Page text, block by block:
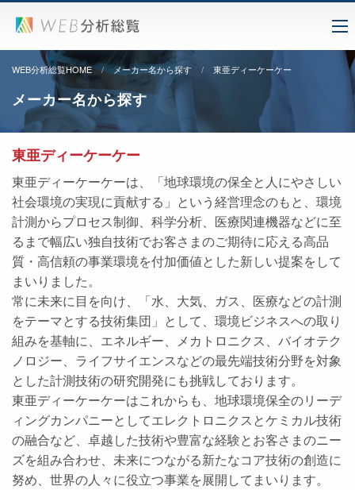
WEB分析総覧HOME メーカー名から探す 東亜ディーケーケー
メーカー名から探す
東亜ディーケーケー
東亜ディーケーケーは、「地球環境の保全と人にやさしい
社会環境の実現に貢献する」という経営理念のもと、環境
計測からプロセス制御、科学分析、医療関連機器などに至
るまで幅広い独自技術でお客さまのご期待に応える高品
質・高信頼の事業環境を付加価値とした新しい提案をして
まいりました。
常に未来に目を向け、「水、大気、ガス、医療などの計測
をテーマとする技術集団」として、環境ビジネスへの取り
組みを基軸に、エネルギー、メカトロニクス、バイオテク
ノロジー、ライフサイエンスなどの最先端技術分野を対象
とした計測技術の研究開発にも挑戦しております。
東亜ディーケーケーはこれからも、地球環境保全のリーデ
ィングカンパニーとしてエレクトロニクスとケミカル技術
の融合など、卓越した技術や豊富な経験とお客さまのニー
ズを組み合わせ、未来につながる新たなコア技術の創造に
努め、世界の人々に役立つ事業を展開してまいります。